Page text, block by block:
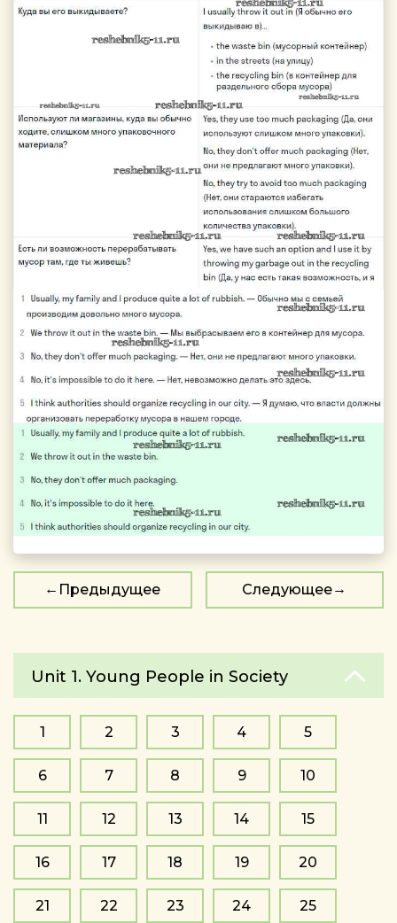
Предыдущее Следующее
Unit 1. Young People in Society
1 2 3 4 5
6 7 8 9 10
11 12 13 14 15
16 17 18 19 20
21 22 23 24 25